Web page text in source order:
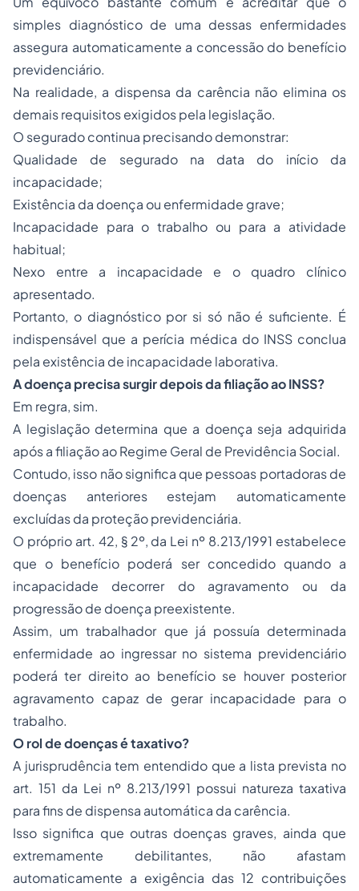
simples diagnóstico de uma dessas enfermidades
assegura automaticamente a concessão do benefício
previdenciário.
Na realidade, a dispensa da carência não elimina os
demais requisitos exigidos pela legislação.
O segurado continua precisando demonstrar:
Qualidade de segurado na data do início da
incapacidade;
Existência da doença ou enfermidade grave;
Incapacidade para o trabalho ou para a atividade
habitual;
Nexo entre a incapacidade e o quadro clínico
apresentado.
Portanto, o diagnóstico por si só não é suficiente. É
indispensável que a perícia médica do INSS conclua
pela existência de incapacidade laborativa.
A doença precisa surgir depois da filiação ao INSS?
Em regra, sim.
A legislação determina que a doença seja adquirida
após a filiação ao Regime Geral de Previdência Social.
Contudo, isso não significa que pessoas portadoras de
doenças anteriores estejam automaticamente
excluídas da proteção previdenciária.
O próprio art. 42, § 2º, da Lei nº 8.213/1991 estabelece
que o benefício poderá ser concedido quando a
incapacidade decorrer do agravamento ou da
progressão de doença preexistente.
Assim, um trabalhador que já possuía determinada
enfermidade ao ingressar no sistema previdenciário
poderá ter direito ao benefício se houver posterior
agravamento capaz de gerar incapacidade para o
trabalho.
O rol de doenças é taxativo?
A jurisprudência tem entendido que a lista prevista no
art. 151 da Lei nº 8.213/1991 possui natureza taxativa
para fins de dispensa automática da carência.
Isso significa que outras doenças graves, ainda que
extremamente debilitantes, não afastam
automaticamente a exigência das 12 contribuições